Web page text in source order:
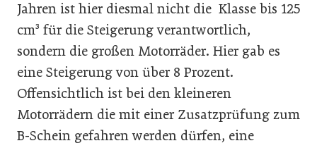
Jahren ist hier diesmal nicht die Klasse bis 125
cm³ für die Steigerung verantwortlich,
sondern die großen Motorräder. Hier gab es
eine Steigerung von über 8 Prozent.
Offensichtlich ist bei den kleineren
Motorrädern die mit einer Zusatzprüfung zum
B-Schein gefahren werden dürfen, eine